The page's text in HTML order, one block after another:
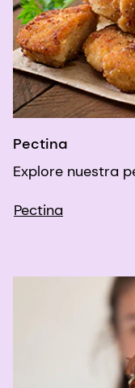
Pectina
Explore nuestra
Pectina